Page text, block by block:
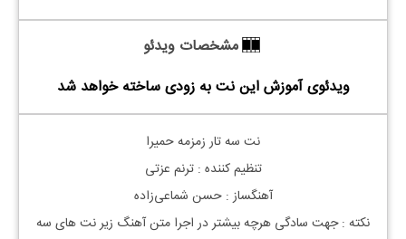
مشخصات ویدئو
ویدئوی آموزش این نت به زودی ساخته خواهد شد
نت سه تار زمزمه حمیرا
تنظیم کننده : ترنم عزتی
آهنگساز : حسن شماعی‌زاده
نکته : جهت سادگی هرچه بیشتر در اجرا متن آهنگ زیر نت های سه